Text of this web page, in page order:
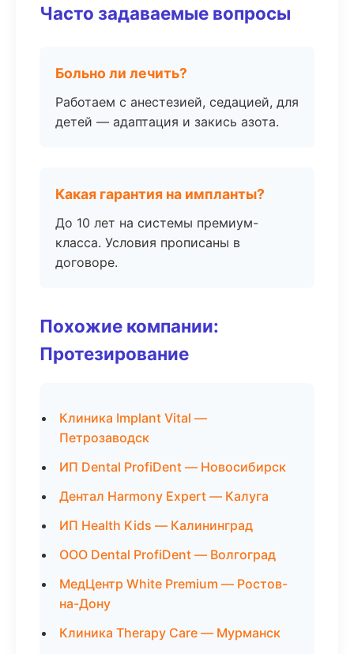
Часто задаваемые вопросы
Больно ли лечить?
Работаем с анестезией, седацией, для
детей — адаптация и закись азота.
Какая гарантия на импланты?
До 10 лет на системы премиум-
класса. Условия прописаны в
договоре.
Похожие компании:
Протезирование
Клиника Implant Vital —
Петрозаводск
ИП Dental ProfiDent — Новосибирск
Дентал Harmony Expert — Калуга
ИП Health Kids — Калининград
ООО Dental ProfiDent — Волгоград
МедЦентр White Premium — Ростов-
на-Дону
Клиника Therapy Care — Мурманск